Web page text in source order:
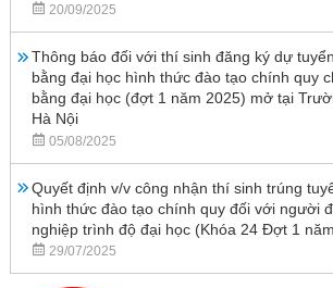
20/09/2025
Thông báo đối với thí sinh đăng ký dự
bằng đại học hình thức đào tạo chính quy
bằng đại học (đợt 1 năm 2025) mở tại
Hà Nội
05/08/2025
Quyết định v/v công nhận thí sinh trúng
hình thức đào tạo chính quy đối với người
nghiệp trình độ đại học (Khóa 24 Đợt 1
29/07/2025